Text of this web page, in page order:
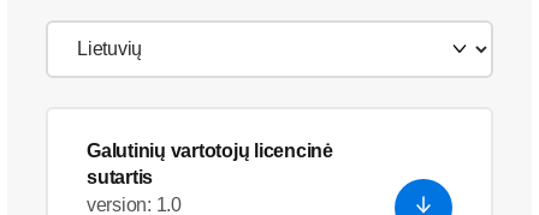
Galutinių vartotojų licencinė
sutartis
version: 1.0